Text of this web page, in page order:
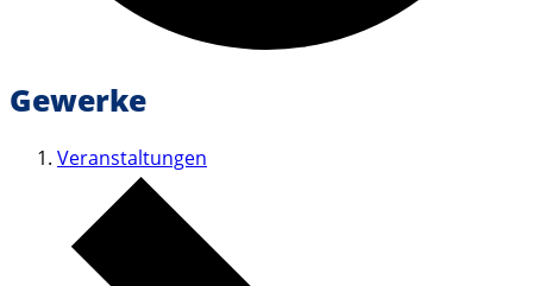
Gewerke
Veranstaltungen